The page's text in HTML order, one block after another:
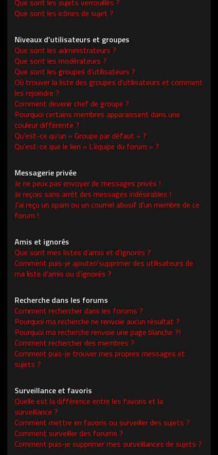
Que sont les sujets verrouillés ?
Que sont les icônes de sujet ?
Niveaux d’utilisateurs et groupes
Que sont les administrateurs ?
Que sont les modérateurs ?
Que sont les groupes d’utilisateurs ?
Où trouver la liste des groupes d’utilisateurs et comment
les rejoindre ?
Comment devenir chef de groupe ?
Pourquoi certains membres apparaissent dans une
couleur différente ?
Qu’est-ce qu’un « Groupe par défaut » ?
Qu’est-ce que le lien « L’équipe du forum » ?
Messagerie privée
Je ne peux pas envoyer de messages privés !
Je reçois sans arrêt des messages indésirables !
J’ai reçu un spam ou un courriel abusif d’un membre de ce
forum !
Amis et ignorés
Que sont mes listes d’amis et d’ignorés ?
Comment puis-je ajouter/supprimer des utilisateurs de
ma liste d’amis ou d’ignorés ?
Recherche dans les forums
Comment rechercher dans les forums ?
Pourquoi ma recherche ne renvoie aucun résultat ?
Pourquoi ma recherche renvoie une page blanche ?!
Comment rechercher des membres ?
Comment puis-je trouver mes propres messages et
sujets ?
Surveillance et favoris
Quelle est la différence entre les favoris et la
surveillance ?
Comment mettre en favoris ou surveiller des sujets ?
Comment surveiller des forums ?
Comment puis-je supprimer mes surveillances de sujets ?